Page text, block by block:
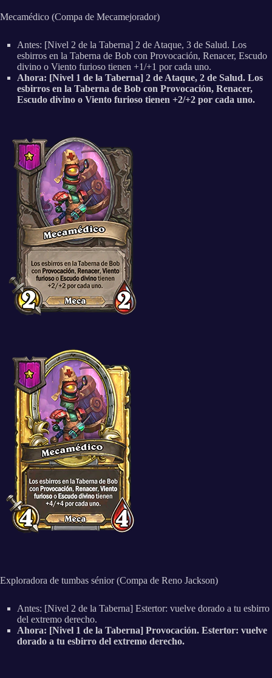
Mecamédico (Compa de Mecamejorador)
Antes: [Nivel 2 de la Taberna] 2 de Ataque, 3 de Salud. Los
esbirros en la Taberna de Bob con Provocación, Renacer, Escudo
divino o Viento furioso tienen +1/+1 por cada uno.
Ahora: [Nivel 1 de la Taberna] 2 de Ataque, 2 de Salud. Los
esbirros en la Taberna de Bob con Provocación, Renacer,
Escudo divino o Viento furioso tienen +2/+2 por cada uno.
Exploradora de tumbas sénior (Compa de Reno Jackson)
Antes: [Nivel 2 de la Taberna] Estertor: vuelve dorado a tu esbirro
del extremo derecho.
Ahora: [Nivel 1 de la Taberna] Provocación. Estertor: vuelve
dorado a tu esbirro del extremo derecho.